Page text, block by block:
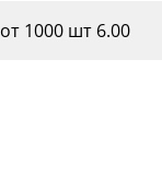
от 1000 шт 6.00